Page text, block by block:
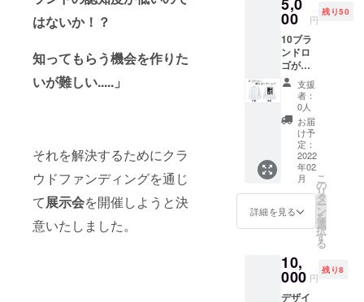
はないか！？
知ってもらう機会を作りた
いが難しい.....」
それを解決するためにクラ
ウドファンディングを通じ
て展示会を開催しようと決
意いたしました。
⇨20字以
下で自
由で
す。応
援や支
援者様
自身の
宣伝で
も構い
ませ
ん。
※・web
パンフ
レット
は、展
示会紹
介、ア
介、
アー
インに
お話を
しま
す。 ※
メール
でリン
クを送
りま
す。
00 円
残り50
10ブラ
ンドロ
ゴが
入った
ロングT
シャ
ツ。背
面にプ
リント
されて
いま
す。 ■
カラー
ホワイ
トのみ
■サイズ
セック
ス）
S：身丈
65cm
支援
者：
0人
お届
け予
定：
2022
年02
月
詳細を見る
こ
の
リ
タ
ー
ン
を
選
択
す
る
10,
000 円
残り8
デザイ